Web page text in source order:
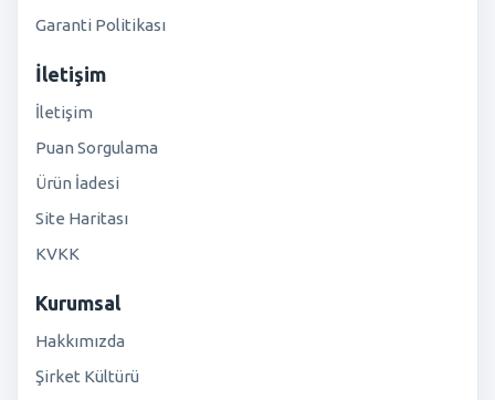
Garanti Politikası
İletişim
İletişim
Puan Sorgulama
Ürün İadesi
Site Haritası
KVKK
Kurumsal
Hakkımızda
Şirket Kültürü